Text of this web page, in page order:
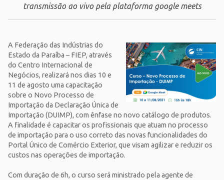
transmissão ao vivo pela plataforma google meets
A Federação das Indústrias do
Estado da Paraíba – FIEP, através
do Centro Internacional de
Negócios, realizará nos dias 10 e
11 de agosto uma capacitação
sobre o Novo Processo de
Importação da Declaração Única de
Importação (DUIMP), com ênfase no novo catálogo de produtos.
A finalidade é capacitar os profissionais que atuam no processo
de importação para o uso correto das novas funcionalidades do
Portal Único de Comércio Exterior, que visam agilizar e reduzir os
custos nas operações de importação.
Com duração de 6h, o curso será ministrado pela agente de